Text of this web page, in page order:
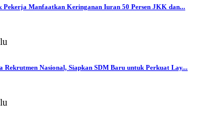
Pekerja Manfaatkan Keringanan Iuran 50 Persen JKK dan...
Rekrutmen Nasional, Siapkan SDM Baru untuk Perkuat Lay...